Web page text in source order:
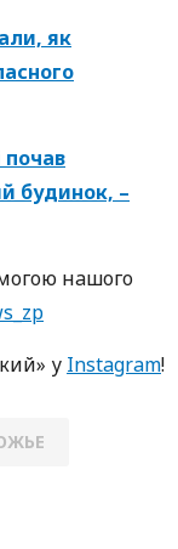
як
почав
будинок, –
нaшoгo
у Instagram!